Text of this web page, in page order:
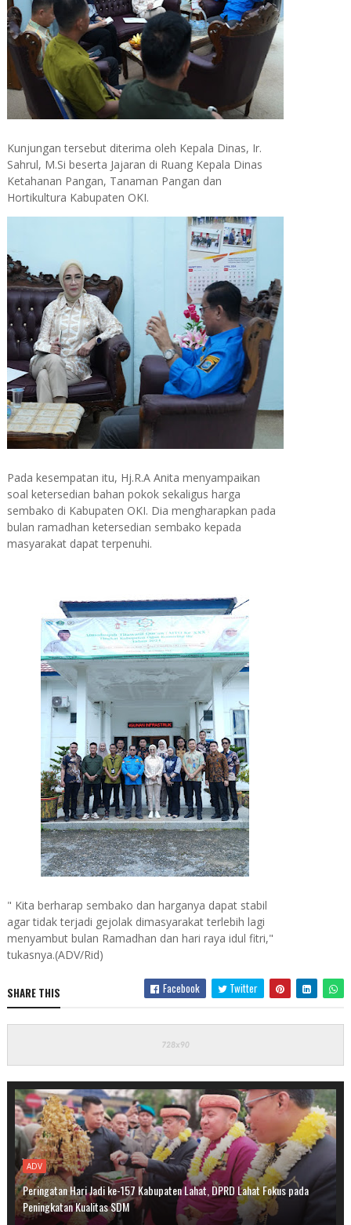
Kunjungan tersebut diterima oleh Kepala Dinas, Ir.
Sahrul, M.Si beserta Jajaran di Ruang Kepala Dinas
Ketahanan Pangan, Tanaman Pangan dan
Hortikultura Kabupaten OKI.
Pada kesempatan itu, Hj.R.A Anita menyampaikan
soal ketersedian bahan pokok sekaligus harga
sembako di Kabupaten OKI. Dia mengharapkan pada
bulan ramadhan ketersedian sembako kepada
masyarakat dapat terpenuhi.
" Kita berharap sembako dan harganya dapat stabil
agar tidak terjadi gejolak dimasyarakat terlebih lagi
menyambut bulan Ramadhan dan hari raya idul fitri,"
tukasnya.(ADV/Rid)
SHARE THIS Facebook Twitter
ADV
Peringatan Hari Jadi ke-157 Kabupaten Lahat, DPRD Lahat Fokus pada
Peningkatan Kualitas SDM